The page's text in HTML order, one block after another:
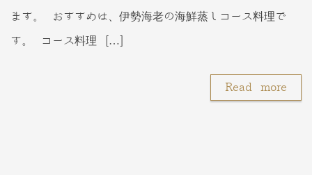
ます。 おすすめは、伊勢海老の海鮮蒸しコース料理で
す。 コース料理 […]
Read more